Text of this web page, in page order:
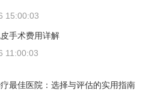
15:00:03
手术费用详解
11:00:03
最佳医院：选择与评估的实用指南